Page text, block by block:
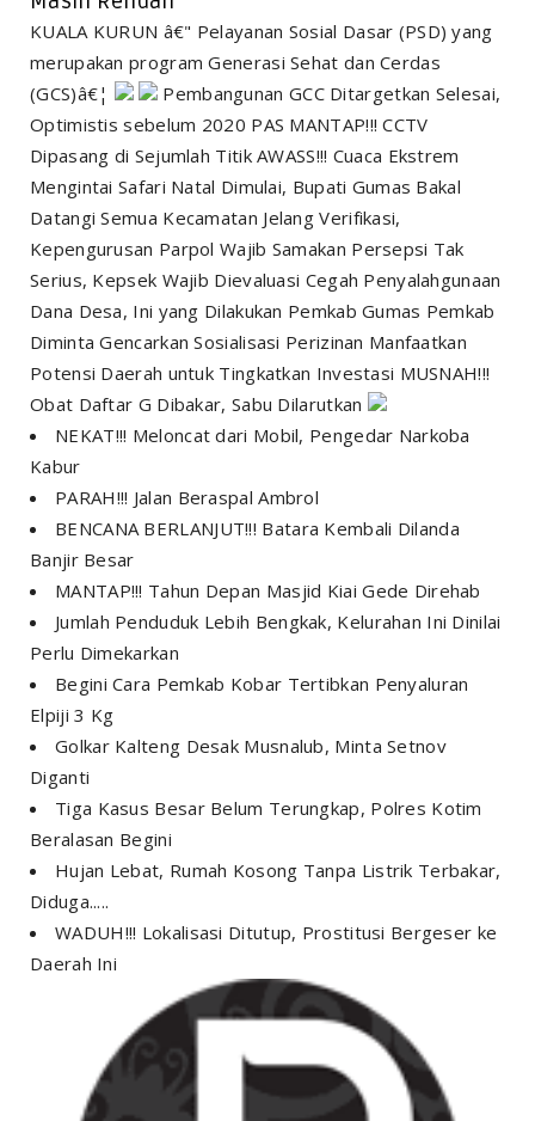
KUALA KURUN â€" Pelayanan Sosial Dasar (PSD) yang
merupakan program Generasi Sehat dan Cerdas
(GCS)â€¦
Pembangunan GCC Ditargetkan Selesai,
Optimistis sebelum 2020 PAS MANTAP!!! CCTV
Dipasang di Sejumlah Titik AWASS!!! Cuaca Ekstrem
Mengintai Safari Natal Dimulai, Bupati Gumas Bakal
Datangi Semua Kecamatan Jelang Verifikasi,
Kepengurusan Parpol Wajib Samakan Persepsi Tak
Serius, Kepsek Wajib Dievaluasi Cegah Penyalahgunaan
Dana Desa, Ini yang Dilakukan Pemkab Gumas Pemkab
Diminta Gencarkan Sosialisasi Perizinan Manfaatkan
Potensi Daerah untuk Tingkatkan Investasi MUSNAH!!!
Obat Daftar G Dibakar, Sabu Dilarutkan
NEKAT!!! Meloncat dari Mobil, Pengedar Narkoba
Kabur
PARAH!!! Jalan Beraspal Ambrol
BENCANA BERLANJUT!!! Batara Kembali Dilanda
Banjir Besar
MANTAP!!! Tahun Depan Masjid Kiai Gede Direhab
Jumlah Penduduk Lebih Bengkak, Kelurahan Ini Dinilai
Perlu Dimekarkan
Begini Cara Pemkab Kobar Tertibkan Penyaluran
Elpiji 3 Kg
Golkar Kalteng Desak Musnalub, Minta Setnov
Diganti
Tiga Kasus Besar Belum Terungkap, Polres Kotim
Beralasan Begini
Hujan Lebat, Rumah Kosong Tanpa Listrik Terbakar,
Diduga.....
WADUH!!! Lokalisasi Ditutup, Prostitusi Bergeser ke
Daerah Ini